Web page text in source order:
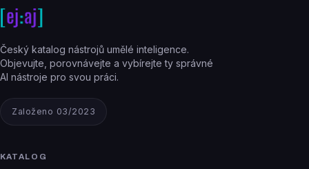
Český katalog nástrojů umělé inteligence.
Objevujte, porovnávejte a vybírejte ty správné
AI nástroje pro svou práci.
Založeno 03/2023
KATALOG